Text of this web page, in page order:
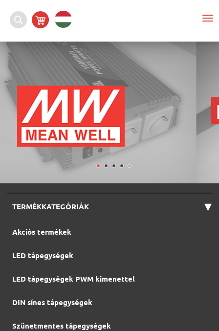
TERMÉKKATEGÓRIÁK ▾
Akciós termékek
LED tápegységek
LED tápegységek PWM kimenettel
DIN sínes tápegységek
Szünetmentes tápegységek